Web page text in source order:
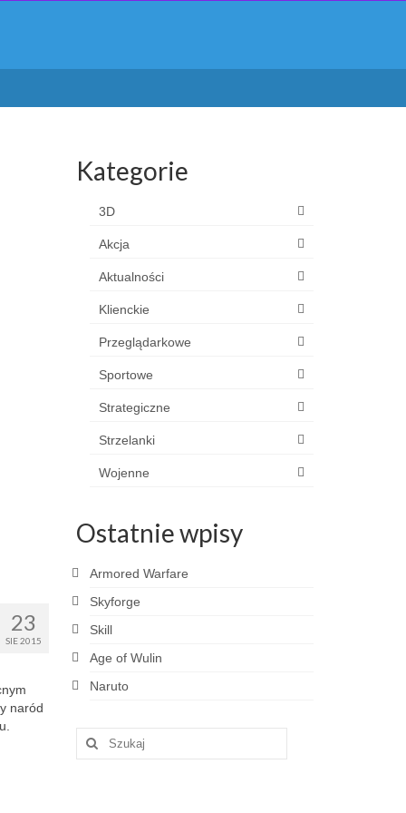
23
SIE 2015
naród
Kategorie
3D
Akcja
Aktualności
Klienckie
Przeglądarkowe
Sportowe
Strategiczne
Strzelanki
Wojenne
Ostatnie wpisy
Armored Warfare
Skyforge
Skill
Age of Wulin
Naruto
Szuklaj